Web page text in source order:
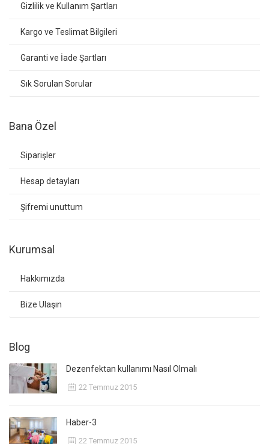
Gizlilik ve Kullanım Şartları
Kargo ve Teslimat Bilgileri
Garanti ve İade Şartları
Sık Sorulan Sorular
Bana Özel
Siparişler
Hesap detayları
Şifremi unuttum
Kurumsal
Hakkımızda
Bize Ulaşın
Blog
Dezenfektan kullanımı Nasıl Olmalı
22 Temmuz 2015
Haber-3
22 Temmuz 2015